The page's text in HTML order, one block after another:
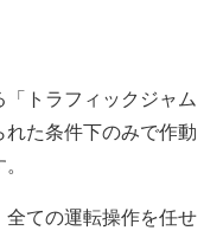
トラフィックジャム
た条件下のみで作動
全ての運転操作を任せ